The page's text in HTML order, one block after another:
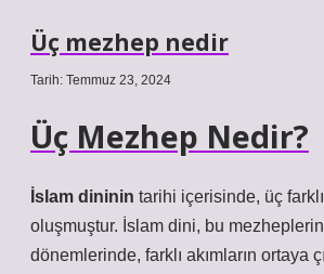
Üç mezhep nedir
Tarih: Temmuz 23, 2024
Üç Mezhep Nedir?
İslam dininin tarihi içerisinde, üç
oluşmuştur. İslam dini, bu
dönemlerinde, farklı akımların ortaya